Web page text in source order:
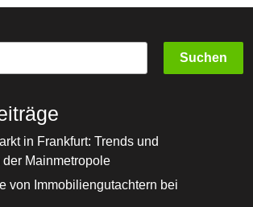
Suchen
in Frankfurt: Trends und
Mainmetropole
von Immobiliengutachtern bei